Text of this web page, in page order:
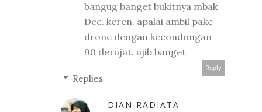
bangug banget bukitnya mbak
Dee. keren. apalai ambil pake
drone dengan kecondongan
90 derajat. ajib banget
Reply
Replies
DIAN RADIATA